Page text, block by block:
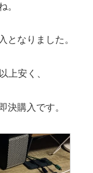
。
となりました。
上安く、
決購入です。